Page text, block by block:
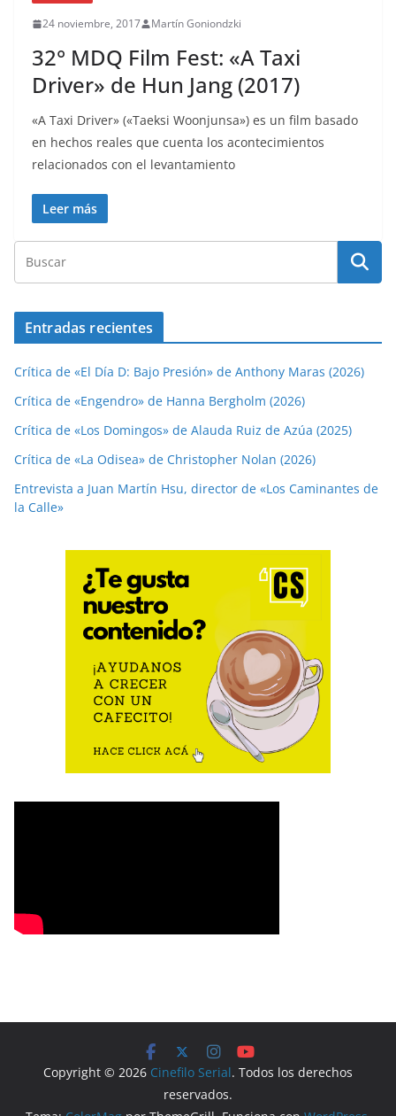
24 noviembre, 2017 Martín Goniondzki
32° MDQ Film Fest: «A Taxi
Driver» de Hun Jang (2017)
«A Taxi Driver» («Taeksi Woonjunsa») es un film basado
en hechos reales que cuenta los acontecimientos
relacionados con el levantamiento
Leer más
Entradas recientes
Crítica de «El Día D: Bajo Presión» de Anthony Maras (2026)
Crítica de «Engendro» de Hanna Bergholm (2026)
Crítica de «Los Domingos» de Alauda Ruiz de Azúa (2025)
Crítica de «La Odisea» de Christopher Nolan (2026)
Entrevista a Juan Martín Hsu, director de «Los Caminantes de
la Calle»
Copyright © 2026 Cinefilo Serial. Todos los derechos
reservados.